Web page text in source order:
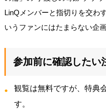
LinQメンバーと指切りを交わ
いうファンにはたまらない企画
参加前に確認したい
観覧は無料ですが、特典
す。